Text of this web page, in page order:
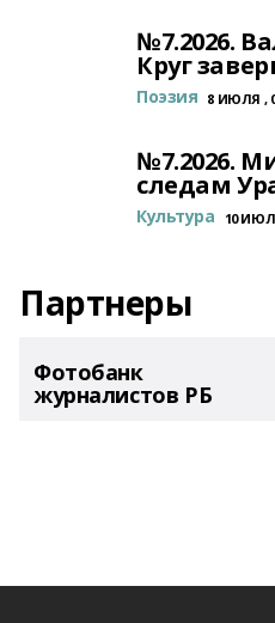
№7.2026.
Круг
Поэзия 8 ИЮЛЯ ,
№7.2026.
следам
Культура 10
Партнеры
Фотобанк
журналистов РБ